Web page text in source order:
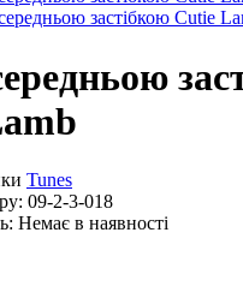
Tunes
09-2-3-018
Немає в наявності